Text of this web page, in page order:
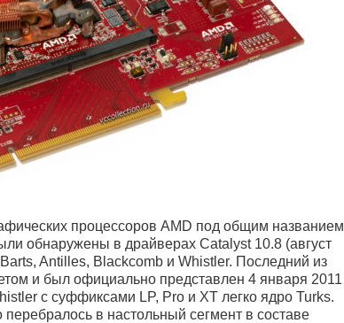
процессоров AMD под общим названием
обнаружены в драйверах Catalyst 10.8 (август
Antilles, Blackcomb и Whistler. Последний из
и был официально представлен 4 января 2011
с суффиксами LP, Pro и XT легко ядро Turks.
в настольный сегмент в составе